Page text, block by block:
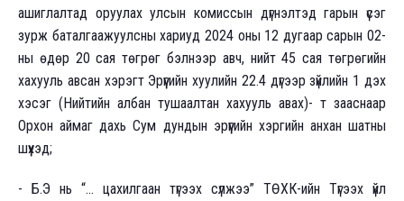
ашиглалтад оруулах улсын комиссын дүгнэлтэд гарын үсэг
зурж баталгаажуулсны хариуд 2024 оны 12 дугаар сарын 02-
ны өдөр 20 сая төгрөг бэлнээр авч, нийт 45 сая төгрөгийн
хахууль авсан хэрэгт Эрүүгийн хуулийн 22.4 дүгээр зүйлийн 1 дэх
хэсэг (Нийтийн албан тушаалтан хахууль авах)- т зааснаар
Орхон аймаг дахь Сум дундын эрүүгийн хэргийн анхан шатны
шүүхэд;
- Б.Э нь “... цахилгаан түгээх сүлжээ” ТӨХК-ийн Түгээх үйл